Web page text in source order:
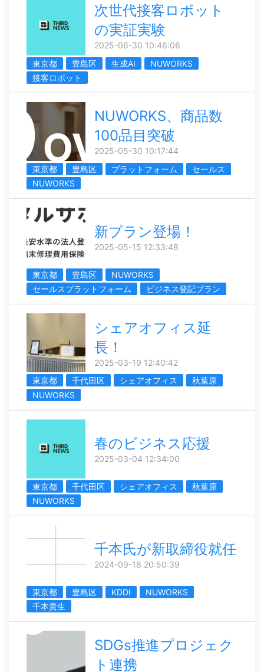
次世代接客ロボット
の実証実験
2025-06-30 10:46:06
東京都
豊島区 生成AI
NUWORKS
接客ロボット
NUWORKS、商品数
100品目突破
2025-05-30 10:17:44
東京都
豊島区 プラットフォーム
セールス
NUWORKS
新プラン登場！
2025-05-15 12:33:48
東京都 豊島区
NUWORKS
セールスプラットフォーム
ビジネス登記プラン
シェアオフィス延
長！
2025-03-19 12:40:42
東京都
千代田区 シェアオフィス
秋葉原
NUWORKS
春のビジネス応援
2025-03-04 12:34:00
東京都 千代田区 シェアオフィス
秋葉原
NUWORKS
千本氏が新取締役就任
2024-09-18 20:50:39
東京都 豊島区 KDDI
NUWORKS
千本貴生
SDGs推進プロジェク
ト連携